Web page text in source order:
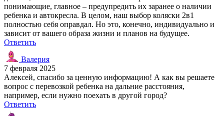
понимающие, главное – предупредить их заранее о наличии
ребенка и автокресла. В целом, наш выбор коляски 2в1
полностью себя оправдал. Но это, конечно, индивидуально и
зависит от вашего образа жизни и планов на будущее.
Ответить
Валерия
7 февраля 2025
Алексей, спасибо за ценную информацию! А как вы решаете
вопрос с перевозкой ребенка на дальние расстояния,
например, если нужно поехать в другой город?
Ответить